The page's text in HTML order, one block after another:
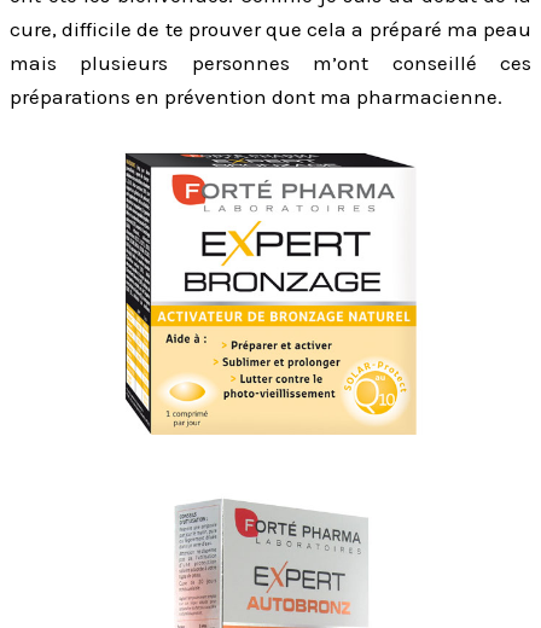
cure, difficile de te prouver que cela a préparé ma peau
mais plusieurs personnes m’ont conseillé ces
préparations en prévention dont ma pharmacienne.